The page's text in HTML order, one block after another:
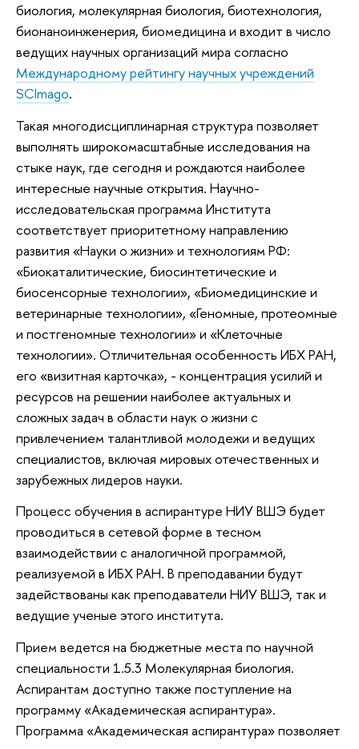
биология, молекулярная биология, биотехнология,
бионаноинженерия, биомедицина и входит в число
ведущих научных организаций мира согласно
Международному рейтингу научных учреждений
SCImago.
Такая многодисциплинарная структура позволяет
выполнять широкомасштабные исследования на
стыке наук, где сегодня и рождаются наиболее
интересные научные открытия. Научно-
исследовательская программа Института
соответствует приоритетному направлению
развития «Науки о жизни» и технологиям РФ:
«Биокаталитические, биосинтетические и
биосенсорные технологии», «Биомедицинские и
ветеринарные технологии», «Геномные, протеомные
и постгеномные технологии» и «Клеточные
технологии». Отличительная особенность ИБХ РАН,
его «визитная карточка», - концентрация усилий и
ресурсов на решении наиболее актуальных и
сложных задач в области наук о жизни с
привлечением талантливой молодежи и ведущих
специалистов, включая мировых отечественных и
зарубежных лидеров науки.
Процесс обучения в аспирантуре НИУ ВШЭ будет
проводиться в сетевой форме в тесном
взаимодействии с аналогичной программой,
реализуемой в ИБХ РАН. В преподавании будут
задействованы как преподаватели НИУ ВШЭ, так и
ведущие ученые этого института.
Прием ведется на бюджетные места по научной
специальности 1.5.3 Молекулярная биология.
Аспирантам доступно также поступление на
программу «Академическая аспирантура».
Программа «Академическая аспирантура» позволяет